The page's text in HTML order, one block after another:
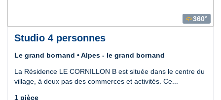
360360°
Studio 4 personnes
Le grand bornand • Alpes - le grand bornand
La Résidence LE CORNILLON B est située dans le centre du
village, à deux pas des commerces et activités. Ce...
1 pièce